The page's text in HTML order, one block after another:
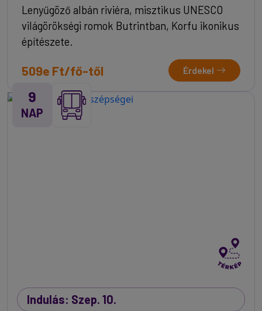
Lenyűgöző albán riviéra, misztikus UNESCO
világörökségi romok Butrintban, Korfu ikonikus
építészete.
509e Ft/fő-től Érdekel
9
NAP
Indulás: Szep. 10.